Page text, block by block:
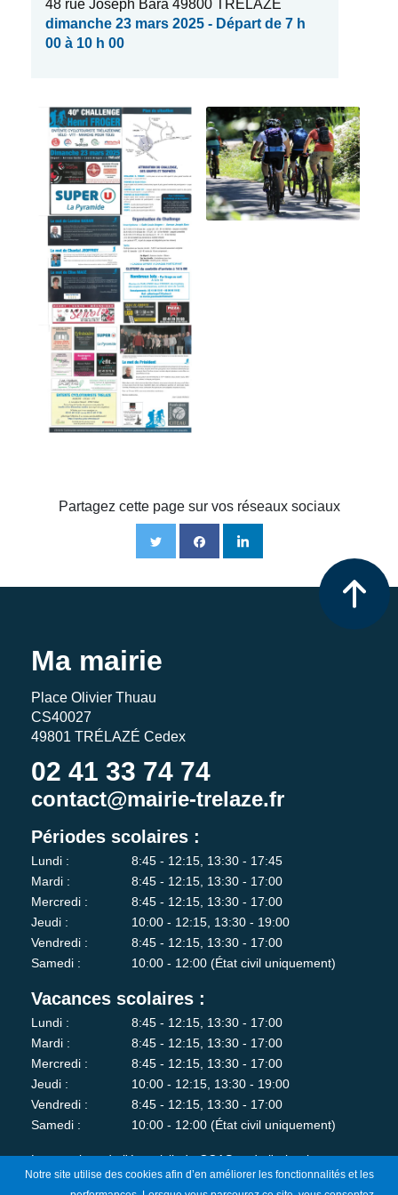
48 rue Joseph Bara 49800 TRÉLAZÉ
dimanche 23 mars 2025 - Départ de 7 h
00 à 10 h 00
Partagez cette page sur vos réseaux sociaux
Ma mairie
Place Olivier Thuau
CS40027
49801 TRÉLAZÉ Cedex
02 41 33 74 74
contact@mairie-trelaze.fr
Périodes scolaires :
Lundi :
8:45 - 12:15, 13:30 - 17:45
Mardi :
8:45 - 12:15, 13:30 - 17:00
Mercredi :
8:45 - 12:15, 13:30 - 17:00
Jeudi :
10:00 - 12:15, 13:30 - 19:00
Vendredi :
8:45 - 12:15, 13:30 - 17:00
Samedi :
10:00 - 12:00 (État civil uniquement)
Vacances scolaires :
Lundi :
8:45 - 12:15, 13:30 - 17:00
Mardi :
8:45 - 12:15, 13:30 - 17:00
Mercredi :
8:45 - 12:15, 13:30 - 17:00
Jeudi :
10:00 - 12:15, 13:30 - 19:00
Vendredi :
8:45 - 12:15, 13:30 - 17:00
Samedi :
10:00 - 12:00 (État civil uniquement)
Les services de l'état-civil, du CCAS et de l'urbanisme sont
fermés au public le lundi matin.
Notre site utilise des cookies afin d’en améliorer les fonctionnalités et les